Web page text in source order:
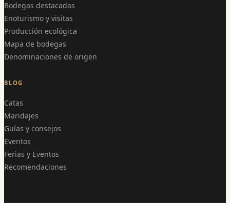
Bodegas destacadas
Enoturismo y visitas
Producción ecológica
Mapa de bodegas
Denominaciones de origen
BLOG
Catas
Maridajes
Guías y consejos
Eventos
Ferias y Eventos
Recomendaciones